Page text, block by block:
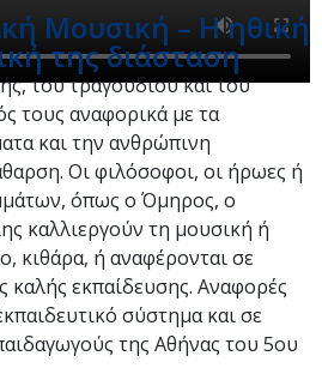
Μουσική – Η ηθική
της διάσταση
του τραγουδιού και του
τους αναφορικά με τα
και την ανθρώπινη
Οι φιλόσοφοι, οι ήρωες ή
όπως ο Όμηρος, ο
καλλιεργούν τη μουσική ή
κιθάρα, ή αναφέρονται σε
καλής εκπαίδευσης. Αναφορές
σύστημα και σε
της Αθήνας του 5ου